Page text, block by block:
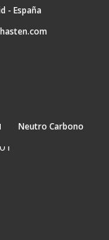
- España
Neutro Carbono